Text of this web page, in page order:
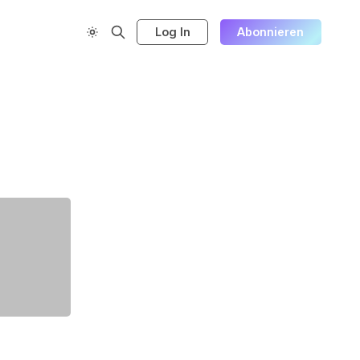
Log In Abonnieren